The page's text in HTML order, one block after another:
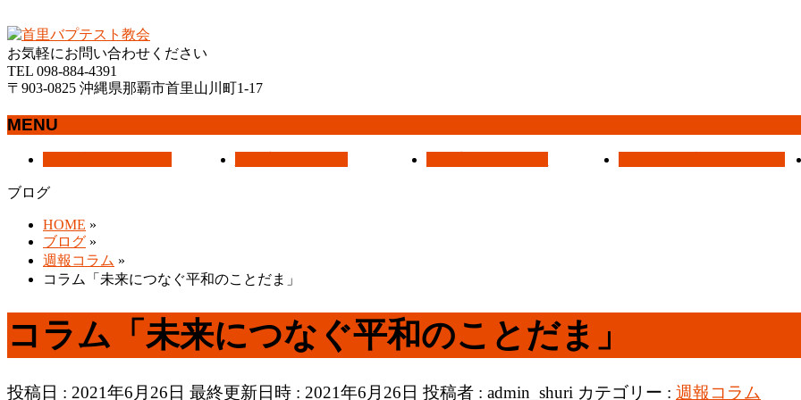
お気軽にお問い合わせください
TEL 098-884-4391
〒903-0825 沖縄県那覇市首里山川町1-17
MENU
ュ
ブログ
HOME »
ブログ »
週報コラム »
コラム「未来につなぐ平和のことだま」
コラム「未来につなぐ平和のことだま」
投稿日 : 2021年6月26日 最終更新日時 : 2021年6月26日 投稿者 : admin_shuri カテゴリー : 週報コラム